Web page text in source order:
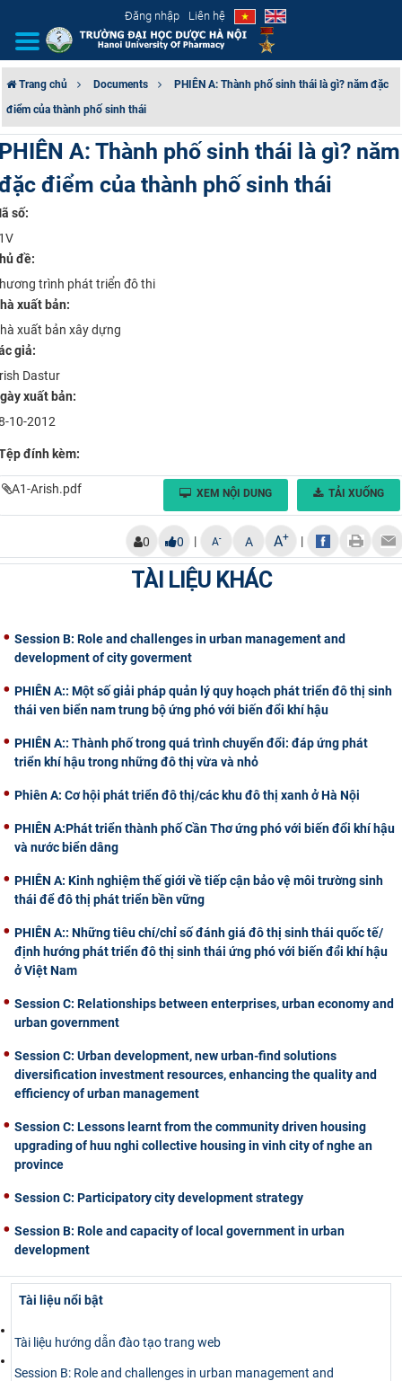
Đăng nhập Liên hệ
GIỚI THIỆU
CƠ CẤU TỔ CHỨC
TUYỂN SINH
ĐÀO TẠO
ĐẢM BẢO CHẤT LƯỢNG
KHOA HỌC CÔNG NGHỆ
HTQT
CỰU NGƯỜI HỌC
Trang chủ Documents
PHIÊN A: Thành phố sinh thái là gì? năm đặc
điểm của thành phố sinh thái
A: Thành phố sinh thái là gì? năm
điểm của thành phố sinh thái
số:
đề:
trình phát triển đô thi
xuất bản:
xuất bản xây dựng
giả:
Dastur
xuất bản:
10-2012
đính kèm:
A1-Arish.pdf XEM NỘI DUNG TẢI XUỐNG
0 0 | A- A A+ |
TÀI LIỆU KHÁC
Session B: Role and challenges in urban management and
development of city goverment
PHIÊN A:: Một số giải pháp quản lý quy hoạch phát triển đô thị sinh
thái ven biển nam trung bộ ứng phó với biến đổi khí hậu
PHIÊN A:: Thành phố trong quá trình chuyển đổi: đáp ứng phát
triển khí hậu trong những đô thị vừa và nhỏ
Phiên A: Cơ hội phát triển đô thị/các khu đô thị xanh ở Hà Nội
PHIÊN A:Phát triển thành phố Cần Thơ ứng phó với biến đổi khí hậu
và nước biển dâng
PHIÊN A: Kinh nghiệm thế giới về tiếp cận bảo vệ môi trường sinh
thái để đô thị phát triển bền vững
PHIÊN A:: Những tiêu chí/chỉ số đánh giá đô thị sinh thái quốc tế/
định hướng phát triển đô thị sinh thái ứng phó với biến đổ̉i khí hậu
ở Việt Nam
Session C: Relationships between enterprises, urban economy and
urban government
Session C: Urban development, new urban-find solutions
diversification investment resources, enhancing the quality and
efficiency of urban management
Session C: Lessons learnt from the community driven housing
upgrading of huu nghi collective housing in vinh city of nghe an
province
Session C: Participatory city development strategy
Session B: Role and capacity of local government in urban
development
Tài liệu nổi bật
Tài liệu hướng dẫn đào tạo trang web
Session B: Role and challenges in urban management and